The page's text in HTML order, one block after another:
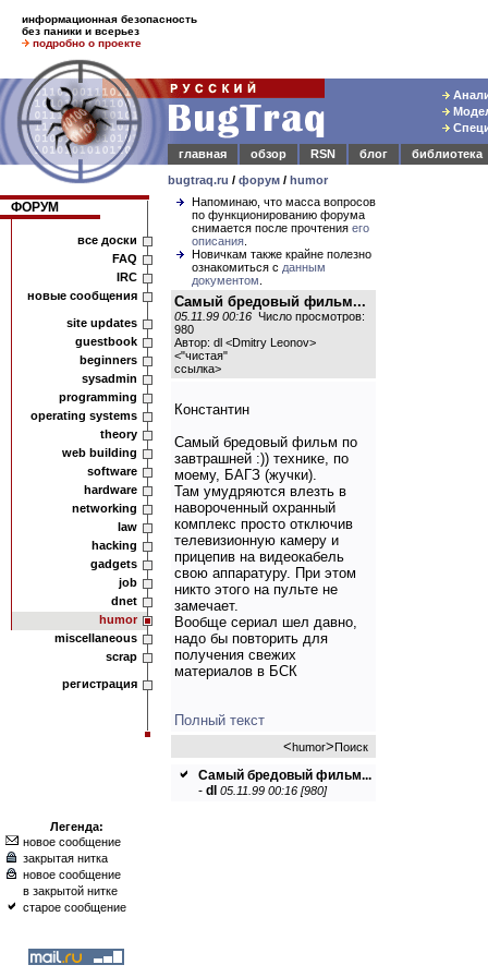
информационная безопасность
без паники и всерьез
подробно о проекте
главная
обзор RSN блог
библиотека
bugtraq.ru / форум / humor
ФОРУМ
все доски
FAQ
IRC
новые сообщения
site updates
guestbook
beginners
sysadmin
programming
operating systems
theory
web building
software
hardware
networking
law
hacking
gadgets
job
dnet
humor
miscellaneous
scrap
регистрация
Легенда:
новое сообщение
закрытая нитка
новое сообщение
в закрытой нитке
старое сообщение
Напоминаю, что масса вопросов
по функционированию форума
снимается после прочтения его
описания
Новичкам также крайне полезно
ознакомиться с данным
документом
Самый бредовый фильм...
05.11.99 00:16 Число просмотров:
980
Автор: dl <Dmitry Leonov>
<"чистая"
ссылка>
Константин
Самый бредовый фильм по
завтрашней :)) технике, по
моему, БАГЗ (жучки).
Там умудряются влезть в
навороченный охранный
комплекс просто отключив
телевизионную камеру и
прицепив на видеокабель
свою аппаратуру. При этом
никто этого на пульте не
замечает.
Вообще сериал шел давно,
надо бы повторить для
получения свежих
материалов в БСК
Полный текст
<humor>Поиск
Самый бредовый фильм...
- dl 05.11.99 00:16 [980]